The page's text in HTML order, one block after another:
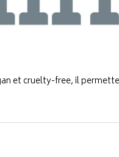
et cruelty-free, il